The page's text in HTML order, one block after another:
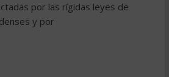
por las rígidas leyes de
y por